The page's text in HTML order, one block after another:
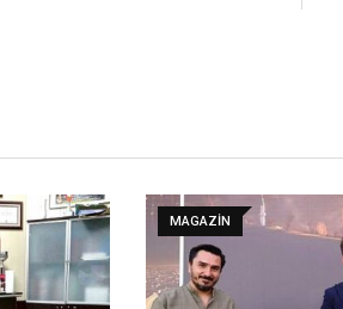
MAGAZIN